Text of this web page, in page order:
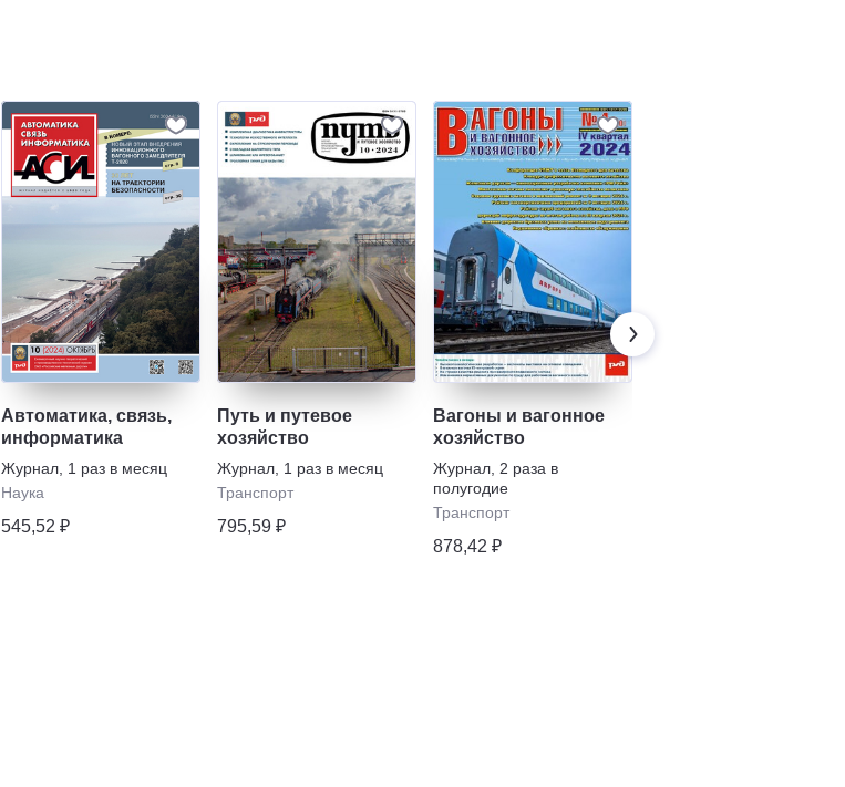
Автоматика, связь,
информатика
Журнал 1 раз в месяц
Наука
545,52 ₽
Путь и путевое
хозяйство
Журнал 1 раз в месяц
Транспорт
795,59 ₽
Вагоны и вагонное
хозяйство
Журнал 2 раза в
полугодие
Транспорт
878,42 ₽